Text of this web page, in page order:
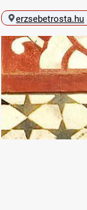
erzsebetrosta.hu